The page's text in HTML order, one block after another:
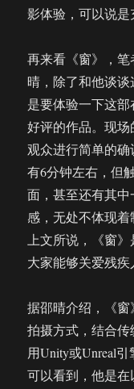
影体验，可以说是
再来看《窗》，
晴，除了和他谈
是要体验一下这
好评的作品。现场
观众进行简单的
有6分钟左右，但
面，甚至还有其
感，无处不体现
上文所说，《窗
大家能够关爱残疾
据邵晴介绍，《
拍摄方式，结合
用Unity或Unreal
可以看到，他是